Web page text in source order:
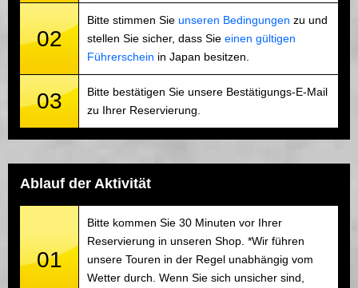
02
Bitte stimmen Sie unseren Bedingungen zu und
stellen Sie sicher, dass Sie einen gültigen
Führerschein in Japan besitzen.
03
Bitte bestätigen Sie unsere Bestätigungs-E-Mail
zu Ihrer Reservierung.
Ablauf der Aktivität
01
Bitte kommen Sie 30 Minuten vor Ihrer
Reservierung in unseren Shop. *Wir führen
unsere Touren in der Regel unabhängig vom
Wetter durch. Wenn Sie sich unsicher sind,